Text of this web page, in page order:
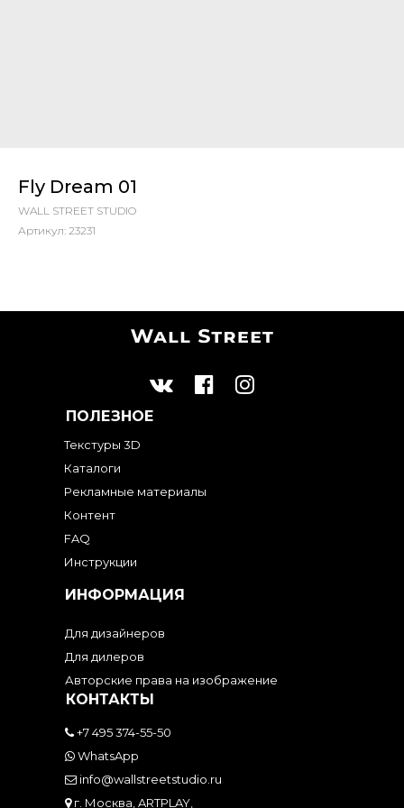
Fly Dream 01
WALL STREET STUDIO
Артикул: 23231
ПОЛЕЗНОЕ
Текстуры 3D
Каталоги
Рекламные материалы
Контент
FAQ
Инструкции
ИНФОРМАЦИЯ
Для дизайнеров
Для дилеров
Авторские права на изображение
КОНТАКТЫ
+7 495 374-55-50
WhatsApp
info@wallstreetstudio.ru
г. Москва, ARTPLAY,